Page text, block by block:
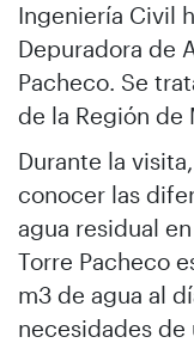
Ingeniería Civil
Depuradora de
Pacheco. Se
de la Región de
Durante la
conocer las
agua residual
Torre Pacheco
m3 de agua al
necesidades